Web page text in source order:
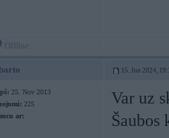
15. Jun 2024,
25. Nov 2013
225
ar:
Var uz
Šaubos